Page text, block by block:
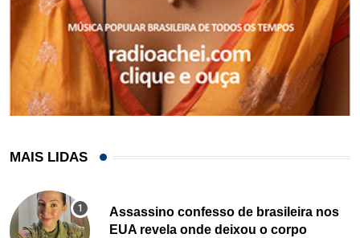
MAIS LIDAS
Assassino confesso de brasileira nos
EUA revela onde deixou o corpo